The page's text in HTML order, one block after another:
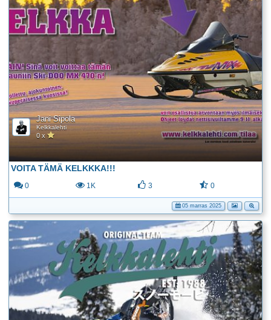
Jani Sipola
Kelkkalehti
0 x
VOITA TÄMÄ KELKKKA!!!
0 1K 3 0
05 marras 2025